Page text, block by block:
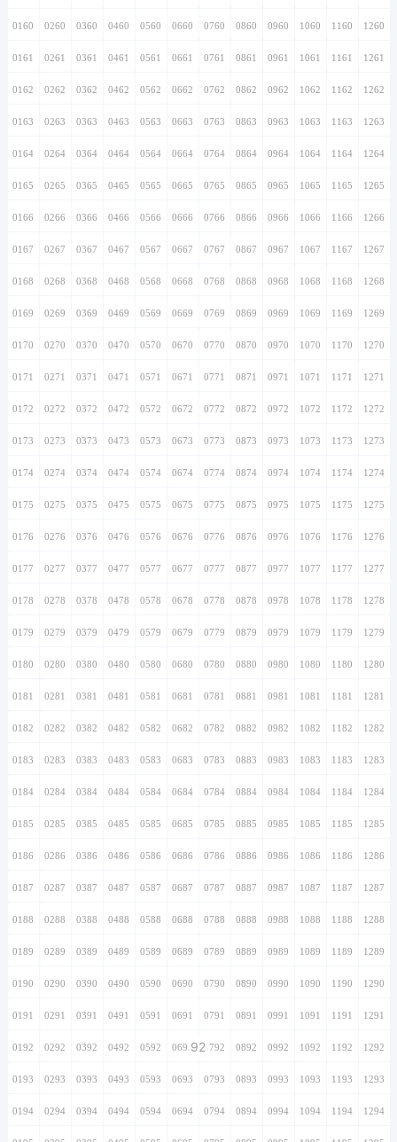
0160 0260 0360 0460 0560 0660 0760 0860 0960 1060 1160 1260
0161 0261 0361 0461 0561 0661 0761 0861 0961 1061 1161 1261
0162 0262 0362 0462 0562 0662 0762 0862 0962 1062 1162 1262
0163 0263 0363 0463 0563 0663 0763 0863 0963 1063 1163 1263
0164 0264 0364 0464 0564 0664 0764 0864 0964 1064 1164 1264
0165 0265 0365 0465 0565 0665 0765 0865 0965 1065 1165 1265
0166 0266 0366 0466 0566 0666 0766 0866 0966 1066 1166 1266
0167 0267 0367 0467 0567 0667 0767 0867 0967 1067 1167 1267
0168 0268 0368 0468 0568 0668 0768 0868 0968 1068 1168 1268
0169 0269 0369 0469 0569 0669 0769 0869 0969 1069 1169 1269
0170 0270 0370 0470 0570 0670 0770 0870 0970 1070 1170 1270
0171 0271 0371 0471 0571 0671 0771 0871 0971 1071 1171 1271
0172 0272 0372 0472 0572 0672 0772 0872 0972 1072 1172 1272
0173 0273 0373 0473 0573 0673 0773 0873 0973 1073 1173 1273
0174 0274 0374 0474 0574 0674 0774 0874 0974 1074 1174 1274
0175 0275 0375 0475 0575 0675 0775 0875 0975 1075 1175 1275
0176 0276 0376 0476 0576 0676 0776 0876 0976 1076 1176 1276
0177 0277 0377 0477 0577 0677 0777 0877 0977 1077 1177 1277
0178 0278 0378 0478 0578 0678 0778 0878 0978 1078 1178 1278
0179 0279 0379 0479 0579 0679 0779 0879 0979 1079 1179 1279
0180 0280 0380 0480 0580 0680 0780 0880 0980 1080 1180 1280
0181 0281 0381 0481 0581 0681 0781 0881 0981 1081 1181 1281
0182 0282 0382 0482 0582 0682 0782 0882 0982 1082 1182 1282
0183 0283 0383 0483 0583 0683 0783 0883 0983 1083 1183 1283
0184 0284 0384 0484 0584 0684 0784 0884 0984 1084 1184 1284
0185 0285 0385 0485 0585 0685 0785 0885 0985 1085 1185 1285
0186 0286 0386 0486 0586 0686 0786 0886 0986 1086 1186 1286
0187 0287 0387 0487 0587 0687 0787 0887 0987 1087 1187 1287
0188 0288 0388 0488 0588 0688 0788 0888 0988 1088 1188 1288
0189 0289 0389 0489 0589 0689 0789 0889 0989 1089 1189 1289
0190 0290 0390 0490 0590 0690 0790 0890 0990 1090 1190 1290
0191 0291 0391 0491 0591 0691 0791 0891 0991 1091 1191 1291
0192 0292 0392 0492 0592 0692920792 0892 0992 1092 1192 1292
0193 0293 0393 0493 0593 0693 0793 0893 0993 1093 1193 1293
0194 0294 0394 0494 0594 0694 0794 0894 0994 1094 1194 1294